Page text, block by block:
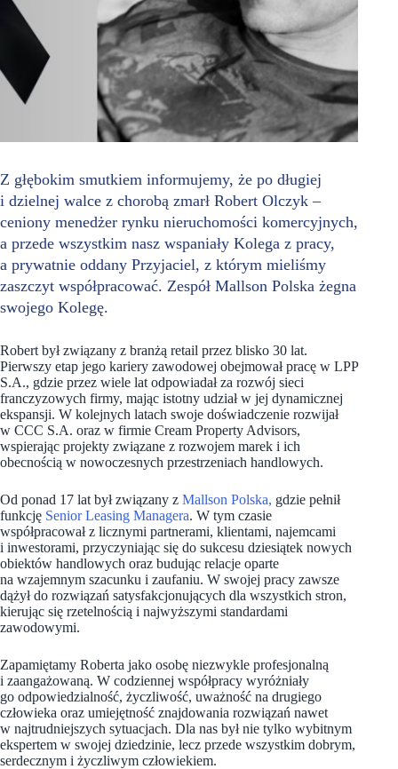
Z głębokim smutkiem informujemy, że po długiej
i dzielnej walce z chorobą zmarł Robert Olczyk –
ceniony menedżer rynku nieruchomości komercyjnych,
a przede wszystkim nasz wspaniały Kolega z pracy,
a prywatnie oddany Przyjaciel, z którym mieliśmy
zaszczyt współpracować. Zespół Mallson Polska żegna
swojego Kolegę.
Robert był związany z branżą retail przez blisko 30 lat.
Pierwszy etap jego kariery zawodowej obejmował pracę w LPP
S.A., gdzie przez wiele lat odpowiadał za rozwój sieci
franczyzowych firmy, mając istotny udział w jej dynamicznej
ekspansji. W kolejnych latach swoje doświadczenie rozwijał
w CCC S.A. oraz w firmie Cream Property Advisors,
wspierając projekty związane z rozwojem marek i ich
obecnością w nowoczesnych przestrzeniach handlowych.
Od ponad 17 lat był związany z Mallson Polska, gdzie pełnił
funkcję Senior Leasing Managera. W tym czasie
współpracował z licznymi partnerami, klientami, najemcami
i inwestorami, przyczyniając się do sukcesu dziesiątek nowych
obiektów handlowych oraz budując relacje oparte
na wzajemnym szacunku i zaufaniu. W swojej pracy zawsze
dążył do rozwiązań satysfakcjonujących dla wszystkich stron,
kierując się rzetelnością i najwyższymi standardami
zawodowymi.
Zapamiętamy Roberta jako osobę niezwykle profesjonalną
i zaangażowaną. W codziennej współpracy wyróżniały
go odpowiedzialność, życzliwość, uważność na drugiego
człowieka oraz umiejętność znajdowania rozwiązań nawet
w najtrudniejszych sytuacjach. Dla nas był nie tylko wybitnym
ekspertem w swojej dziedzinie, lecz przede wszystkim dobrym,
serdecznym i życzliwym człowiekiem.